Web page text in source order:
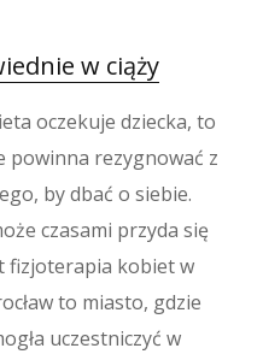
w ciąży
oczekuje dziecka, to
powinna rezygnować z
by dbać o siebie.
czasami przyda się
fizjoterapia kobiet w
to miasto, gdzie
uczestniczyć w